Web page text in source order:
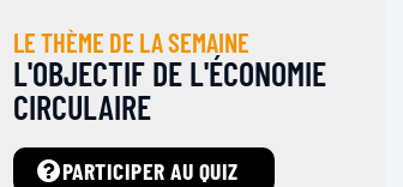
LE THÈME DE LA SEMAINE
L'OBJECTIF DE L'ÉCONOMIE
CIRCULAIRE
PARTICIPER AU QUIZ